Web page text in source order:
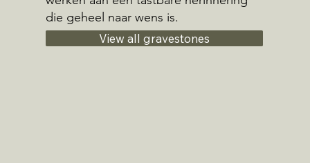
die geheel naar wens is.
View all gravestones